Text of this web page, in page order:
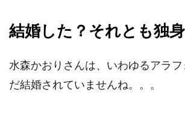
結婚した？それとも独身
水森かおりさんは、いわゆるアラフ
だ結婚されていませんね。。。